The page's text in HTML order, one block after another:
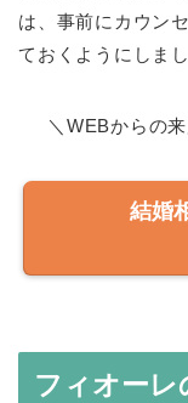
は、事前にカウン
ておくようにしまし
＼WEBからの
結婚
フィオーレ